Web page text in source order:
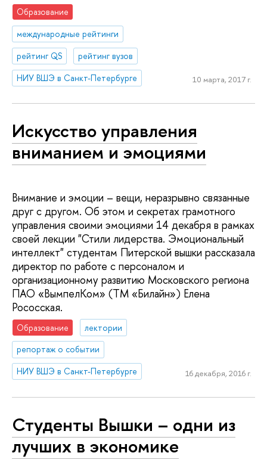
Образование
международные рейтинги
рейтинг QS
рейтинг вузов
НИУ ВШЭ в Санкт-Петербурге
10 марта, 2017 г.
Искусство управления
вниманием и эмоциями
Внимание и эмоции – вещи, неразрывно связанные
друг с другом. Об этом и секретах грамотного
управления своими эмоциями 14 декабря в рамках
своей лекции "Стили лидерства. Эмоциональный
интеллект" студентам Питерской вышки рассказала
директор по работе с персоналом и
организационному развитию Московского региона
ПАО «ВымпелКом» (ТМ «Билайн») Елена
Рососская.
Образование
лектории
репортаж о событии
НИУ ВШЭ в Санкт-Петербурге
16 декабря, 2016 г.
Студенты Вышки – одни из
лучших в экономике